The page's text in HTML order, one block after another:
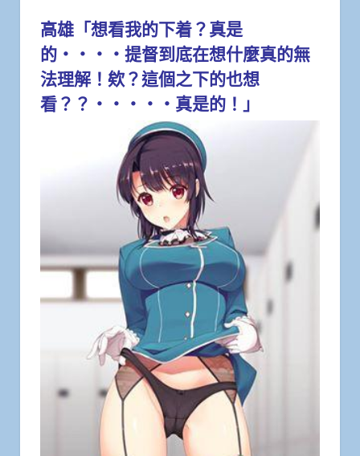
高雄「想看我的下着？真是
的・・・・提督到底在想什麼真的無
法理解！欸？這個之下的也想
看？？・・・・・真是的！」